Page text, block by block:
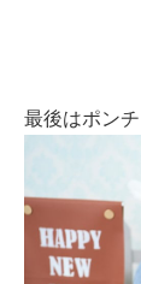
最後はポン